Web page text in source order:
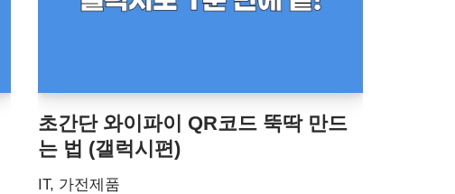
초간단 와이파이 QR코드 뚝딱 만드
는 법 (갤럭시편)
IT, 가전제품